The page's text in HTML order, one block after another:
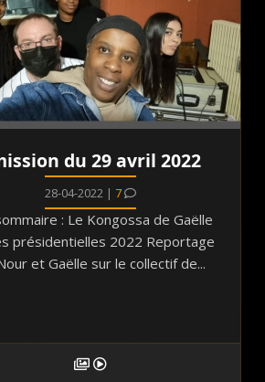
du 29 avril 2022
28-04-2022 | 7
: Le Kongossa de Gaëlle
présidentielles 2022 Reportage
et Gaëlle sur le collectif de...